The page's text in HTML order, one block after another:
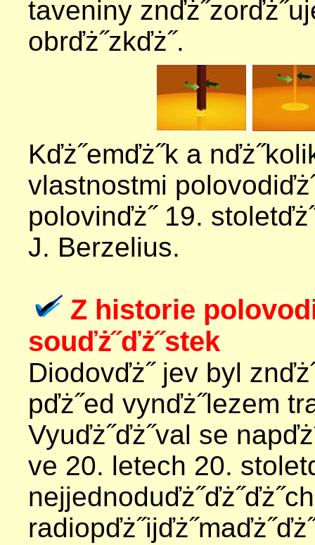
taveniny
obrďż˝zkďż˝.
Kďż˝emďż˝k a
vlastnostmi
polovinďż˝ 19.
J. Berzelius.
Z historie
souďż˝ďż˝stek
Diodovďż˝ jev byl
pďż˝ed vynďż˝lezem
Vyuďż˝ďż˝val se
ve 20. letech 20.
nejjednoduďż˝ďż˝ďż˝ch